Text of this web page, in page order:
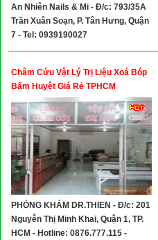
An Nhiên Nails & Mi - Đ/c: 793/35A
Trần Xuân Soạn, P. Tân Hưng, Quận
7 - Tel: 0939190027
Châm Cứu Vật Lý Trị Liệu Xoá Bóp
Bấm Huyệt Giá Rẻ TPHCM
PHÒNG KHÁM DR.THIEN - Đ/c: 201
Nguyễn Thị Minh Khai, Quận 1, TP.
HCM - Hotline: 0876.777.115 -